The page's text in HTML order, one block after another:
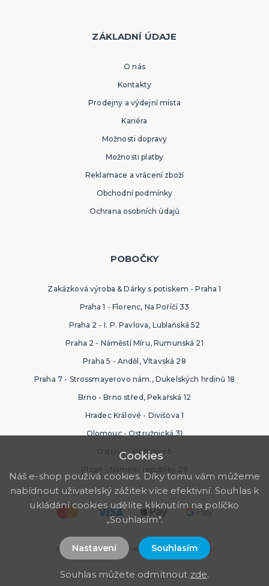
ZÁKLADNÍ ÚDAJE
O nás
Kontakty
Prodejny a výdejní místa
Kariéra
Možnosti dopravy
Možnosti platby
Reklamace a vrácení zboží
Obchodní podmínky
Ochrana osobních údajů
POBOČKY
Zakázková výroba & Dárky s potiskem - Praha 1
Praha 1 - Florenc, Na Poříčí 33
Praha 2 - I. P. Pavlova, Lublaňská 52
Praha 2 - Náměstí Míru, Rumunská 21
Praha 5 - Anděl, Vltavská 28
Praha 7 - Strossmayerovo nám., Dukelských hrdinů 18
Brno - Brno střed, Pekařská 12
Hradec Králové - Divišova 1
Olomouc - Ostružnická 31
Ostrava - Poštovní 5
Plzeň - Náměstí republiky 29
© 2026 PartyWorld. Všechna práva vyhrazena.
Cookies
Náš e-shop používá cookies. Díky tomu vám můžeme
nabídnout uživatelský zážitek více efektivní. Souhlas k
ukládání cookies udělíte kliknutím na políčko
„Souhlasím".
Nastavení Souhlasím
Souhlas můžete odmítnout zde.